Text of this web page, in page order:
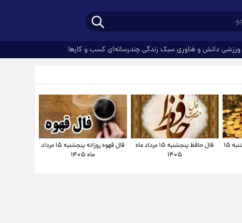
ورزشی دانش و فناوری سبک زندگیچندرسانه‌ای کسب و کارها
قیمت طلا و سکه امروز پنجشنبه ۱۵
فال حافظ پنجشنبه ۱۵ مرداد ماه
۱۴۰۵
فال قهوه روزانه پنجشنبه ۱۵ مرداد
ماه ۱۴۰۵